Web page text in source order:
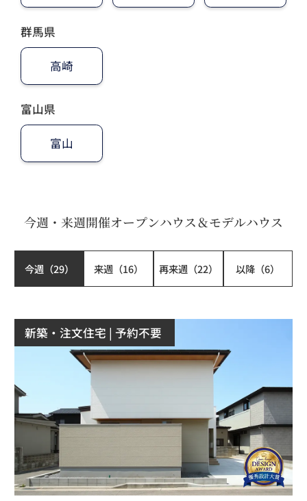
群馬県
高崎
富山県
富山
今週・来週開催オープンハウス＆モデルハウス
今週 （29） 来週 （16） 再来週 （22） 以降 （6）
新築・注文住宅 | 予約不要